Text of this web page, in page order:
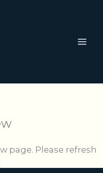
page. Please refresh